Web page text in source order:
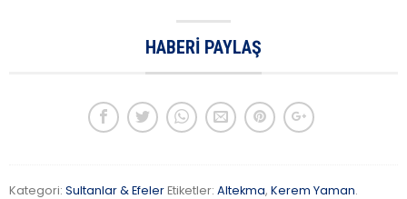
HABERI PAYLAŞ
Kategori: Sultanlar & EfelerEtiketler: Altekma, Kerem Yaman.